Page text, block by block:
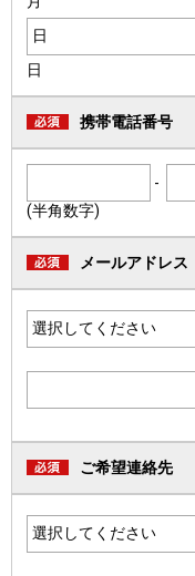
日
携帯電話番号
-
(半角数字)
メールアドレス
ご希望連絡先